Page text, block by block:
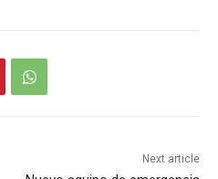
Next article